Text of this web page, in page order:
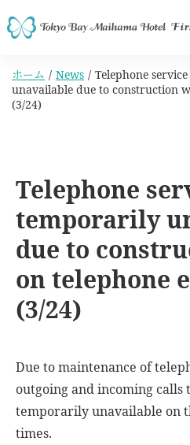
ホーム News
Telephone
unavailable due to construction
(3/24)
Telephone
temporarily
due to
on telephone
(3/24)
Due to maintenance of
outgoing and incoming calls
temporarily unavailable on
times.